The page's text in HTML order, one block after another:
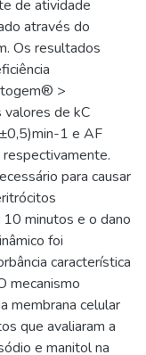
de atividade
através do
Os resultados
>
de kC
1 e AF
para causar
minutos e o dano
foi
característica
mecanismo
membrana celular
que avaliaram a
e manitol na